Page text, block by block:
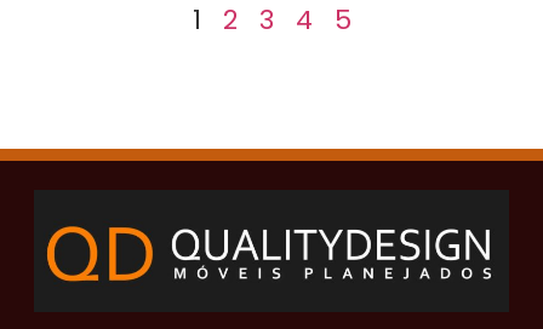
1 2 3 4 5